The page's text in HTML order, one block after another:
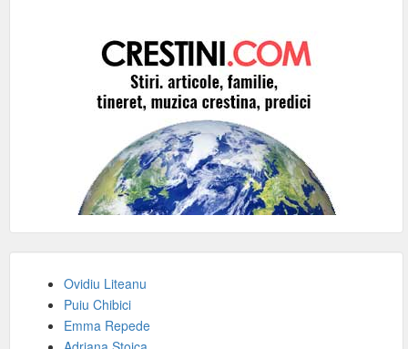
Ovidiu Liteanu
Puiu Chibici
Emma Repede